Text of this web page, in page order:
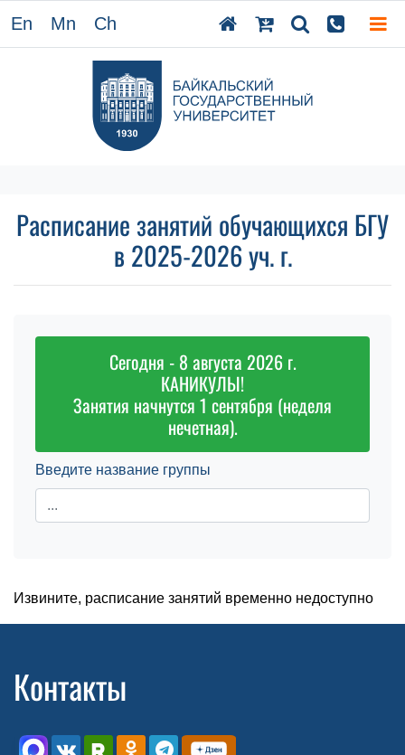
En Mn Ch
Расписание занятий обучающихся БГУ
в 2025-2026 уч. г.
Сегодня - 8 августа 2026 г.
КАНИКУЛЫ!
Занятия начнутся 1 сентября (неделя
нечетная).
Введите название группы
Извините, расписание занятий временно недоступно
Контакты